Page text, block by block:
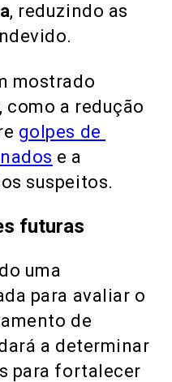
, reduzindo as
mostrado
a redução
golpes de
e a
suspeitos.
futuras
uma
para avaliar o
de
a determinar
para fortalecer